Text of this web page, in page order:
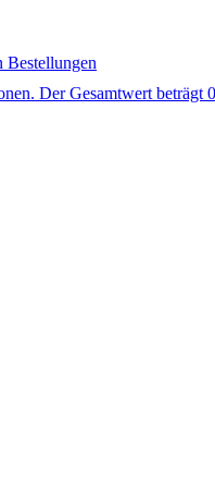
Bestellungen
Der Gesamtwert beträgt